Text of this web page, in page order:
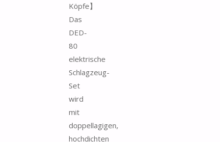
Köpfe】
Das
DED-
80
elektrische
Schlagzeug-
Set
wird
mit
doppellagigen,
hochdichten